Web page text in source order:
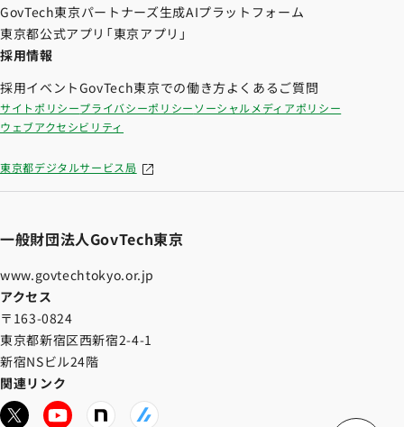
サイトポリシープライバシーポリシーソーシャルメディアポリシー
ウェブアクセシビリティ
東京都デジタルサービス局
GovTech東京パートナーズ生成AIプラットフォーム
東京都公式アプリ「東京アプリ」
採用情報
採用イベントGovTech東京での働き方よくあるご質問
一般財団法人GovTech東京
www.govtechtokyo.or.jp
アクセス
〒163-0824
東京都新宿区西新宿2-4-1
新宿NSビル24階
関連リンク